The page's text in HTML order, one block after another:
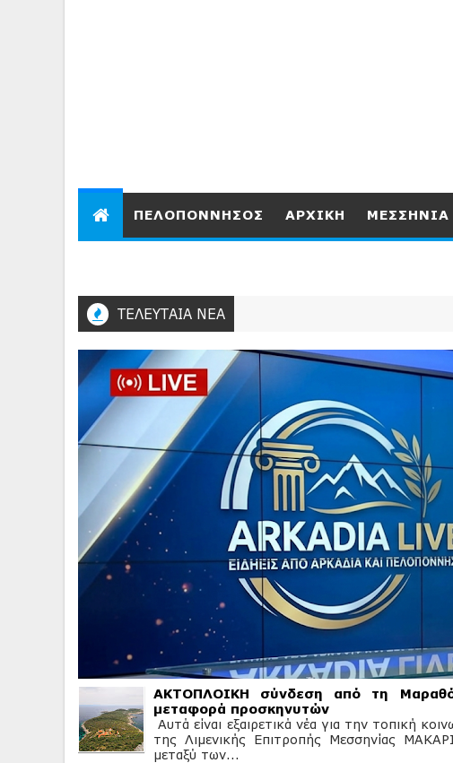
ΠEΛΟΠΟΝΝΗΣΟΣ ΑΡΧΙΚΗ ΜΕΣΣΗΝΙΑ
ΤΕΛΕΥΤΑΙΑ ΝΕΑ
ΑΚΤΟΠΛΟΙΚΗ σύνδεση από τη
μεταφορά προσκηνυτών
Αυτά είναι εξαιρετικά νέα για την τοπική
της Λιμενικής Επιτροπής Μεσσηνίας
μεταξύ των...